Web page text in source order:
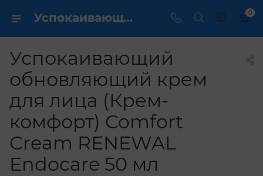
Успокаивающий обновляющий крем для лица (Крем-комфорт) Comfort Cream RENEWAL Endocare 50 мл купить по выгодной цене в интернет магазине 0
Успокаивающий
обновляющий крем
для лица (Крем-
комфорт) Comfort
Cream RENEWAL
Endocare 50 мл